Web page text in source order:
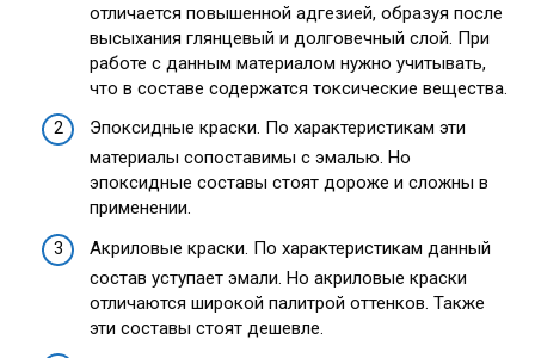
отличается повышенной адгезией, образуя после
высыхания глянцевый и долговечный слой. При
работе с данным материалом нужно учитывать,
что в составе содержатся токсические вещества.
Эпоксидные краски. По характеристикам эти
материалы сопоставимы с эмалью. Но
эпоксидные составы стоят дороже и сложны в
применении.
Акриловые краски. По характеристикам данный
состав уступает эмали. Но акриловые краски
отличаются широкой палитрой оттенков. Также
эти составы стоят дешевле.